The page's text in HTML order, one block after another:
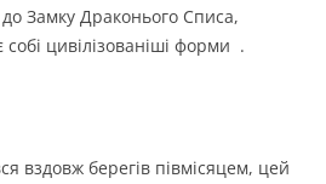
Замку Драконього Списа,
цивілізованіші форми .
вздовж берегів півмісяцем, цей